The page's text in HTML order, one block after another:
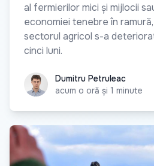
al fermierilor mici și mijlocii
economiei tenebre în
sectorul agricol s-a
cinci luni.
Dumitru Petruleac
Dumitru Petruleac
acum o oră și 1 minute